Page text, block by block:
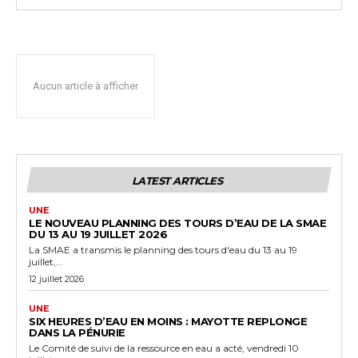
Aucun article à afficher
LATEST ARTICLES
UNE
LE NOUVEAU PLANNING DES TOURS D’EAU DE LA SMAE
DU 13 AU 19 JUILLET 2026
La SMAE a transmis le planning des tours d'eau du 13 au 19
juillet,...
12 juillet 2026
UNE
SIX HEURES D’EAU EN MOINS : MAYOTTE REPLONGE
DANS LA PÉNURIE
Le Comité de suivi de la ressource en eau a acté, vendredi 10